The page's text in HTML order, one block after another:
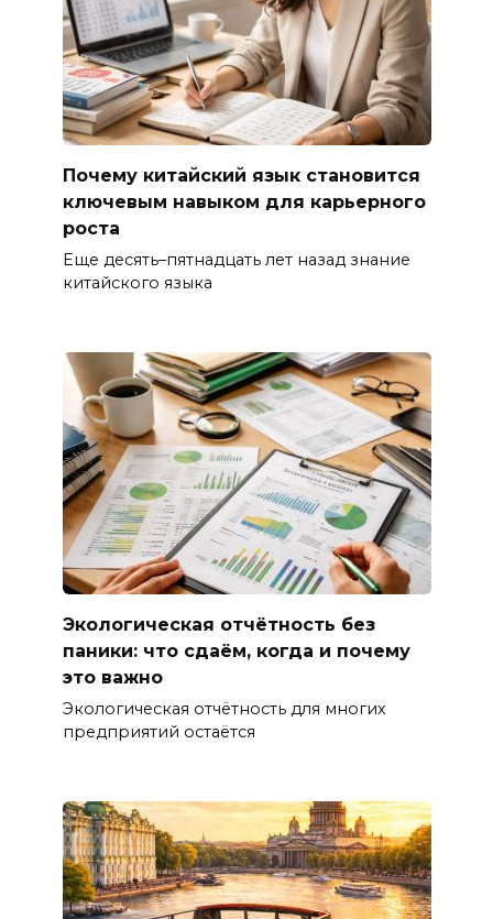
Почему китайский язык становится
ключевым навыком для карьерного
роста
Еще десять–пятнадцать лет назад знание
китайского языка
Экологическая отчётность без
паники: что сдаём, когда и почему
это важно
Экологическая отчётность для многих
предприятий остаётся